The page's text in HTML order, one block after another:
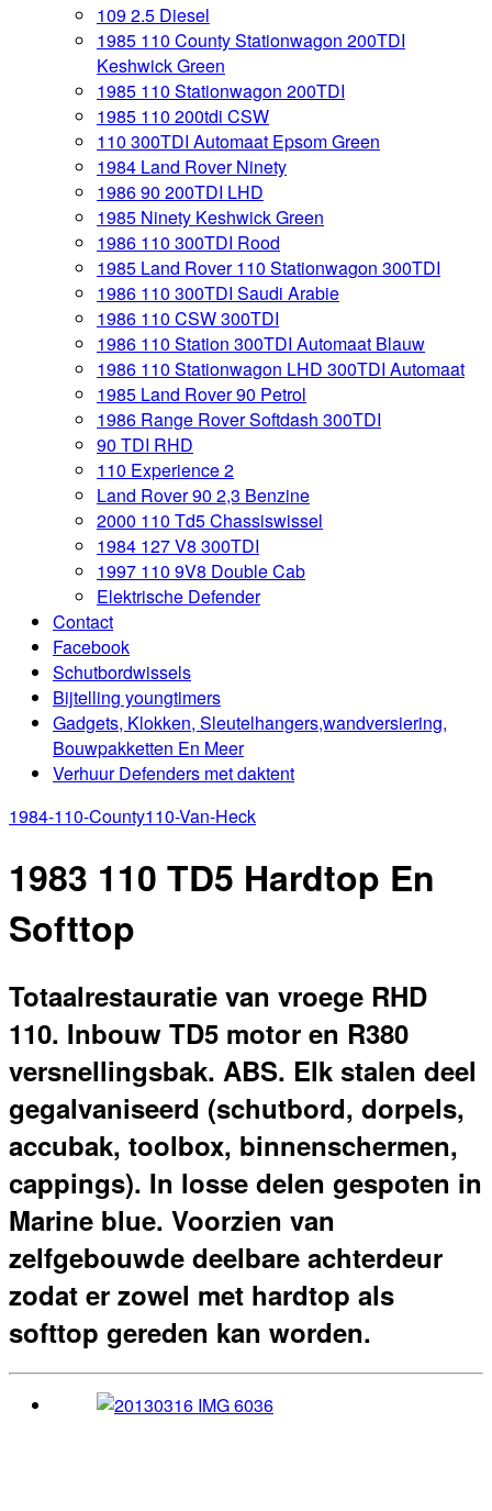
109 2.5 Diesel
1985 110 County Stationwagon 200TDI
Keshwick Green
1985 110 Stationwagon 200TDI
1985 110 200tdi CSW
110 300TDI Automaat Epsom Green
1984 Land Rover Ninety
1986 90 200TDI LHD
1985 Ninety Keshwick Green
1986 110 300TDI Rood
1985 Land Rover 110 Stationwagon 300TDI
1986 110 300TDI Saudi Arabie
1986 110 CSW 300TDI
1986 110 Station 300TDI Automaat Blauw
1986 110 Stationwagon LHD 300TDI Automaat
1985 Land Rover 90 Petrol
1986 Range Rover Softdash 300TDI
90 TDI RHD
110 Experience 2
Land Rover 90 2,3 Benzine
2000 110 Td5 Chassiswissel
1984 127 V8 300TDI
1997 110 9V8 Double Cab
Elektrische Defender
Contact
Facebook
Schutbordwissels
Bijtelling youngtimers
Gadgets, Klokken, Sleutelhangers,wandversiering,
Bouwpakketten En Meer
Verhuur Defenders met daktent
1984-110-County110-Van-Heck
1983 110 TD5 Hardtop En
Softtop
Totaalrestauratie van vroege RHD
110. Inbouw TD5 motor en R380
versnellingsbak. ABS. Elk stalen deel
gegalvaniseerd (schutbord, dorpels,
accubak, toolbox, binnenschermen,
cappings). In losse delen gespoten in
Marine blue. Voorzien van
zelfgebouwde deelbare achterdeur
zodat er zowel met hardtop als
softtop gereden kan worden.